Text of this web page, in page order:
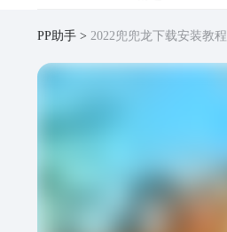
PP助手 2022兜兜龙下载安装教程